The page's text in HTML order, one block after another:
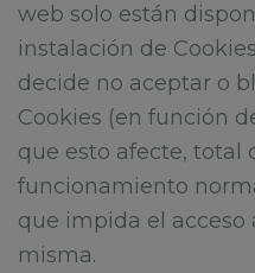
web solo están
instalación de
decide no aceptar o
Cookies (en función
que esto afecte, total
funcionamiento
que impida el acceso
misma.